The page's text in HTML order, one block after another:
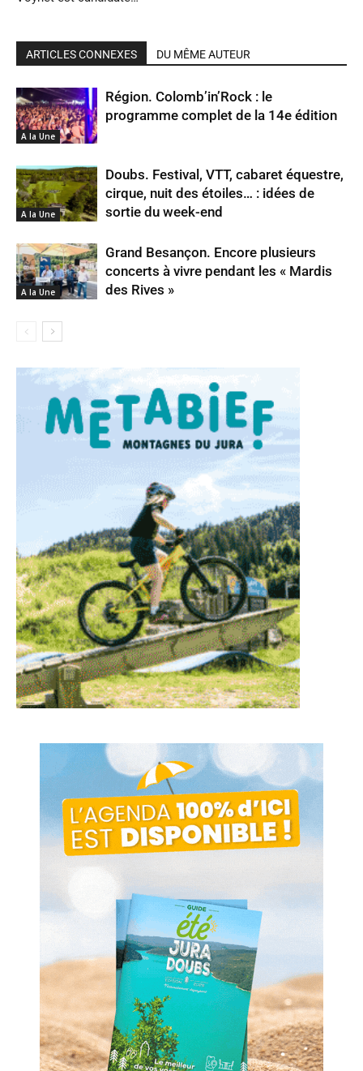
ARTICLES CONNEXES DU MÊME AUTEUR
A la Une
Région. Colomb’in’Rock : le
programme complet de la 14e édition
A la Une
Doubs. Festival, VTT, cabaret équestre,
cirque, nuit des étoiles… : idées de
sortie du week-end
A la Une
Grand Besançon. Encore plusieurs
concerts à vivre pendant les « Mardis
des Rives »